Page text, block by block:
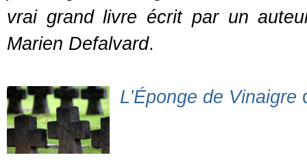
vrai grand livre écrit par un
Marien Defalvard.
L’Éponge de Vinaigre